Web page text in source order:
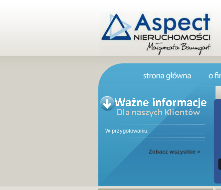
W przygotowaniu.
Zobacz wszystkie »